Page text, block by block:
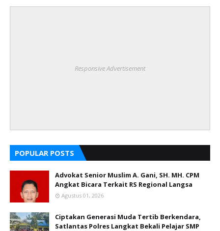
Responsive Advertisement
POPULAR POSTS
Advokat Senior Muslim A. Gani, SH. MH. CPM
Angkat Bicara Terkait RS Regional Langsa
Agustus 01, 2026
Ciptakan Generasi Muda Tertib Berkendara,
Satlantas Polres Langkat Bekali Pelajar SMP